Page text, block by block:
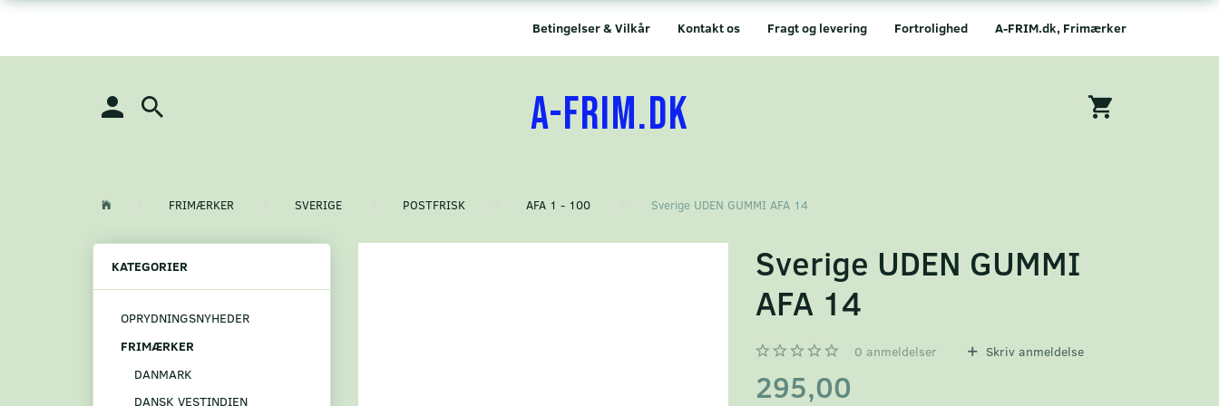
A-FRIM.dk, Frimærker
Fortrolighed
Fragt og levering
Kontakt os
Betingelser & Vilkår
A-FRIM.DK
FRIMÆRKER SVERIGE POSTFRISK AFA 1 - 100 Sverige UDEN GUMMI AFA 14
KATEGORIER
OPRYDNINGSNYHEDER
FRIMÆRKER
DANMARK
DANSK VESTINDIEN
Sverige UDEN GUMMI
AFA 14
0 anmeldelser Skriv anmeldelse
295,00